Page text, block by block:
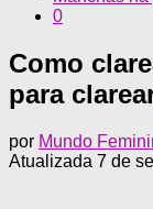
0
Como
para
por Mundo
Atualizada 7 de